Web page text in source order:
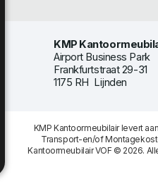
KMP
Airport Business Park
Frankfurtstraat 29-31
1175 RH Lijnden
KMP Kantoormeubilair levert aan
Transport-en/of
Kantoormeubilair VOF © 2026.